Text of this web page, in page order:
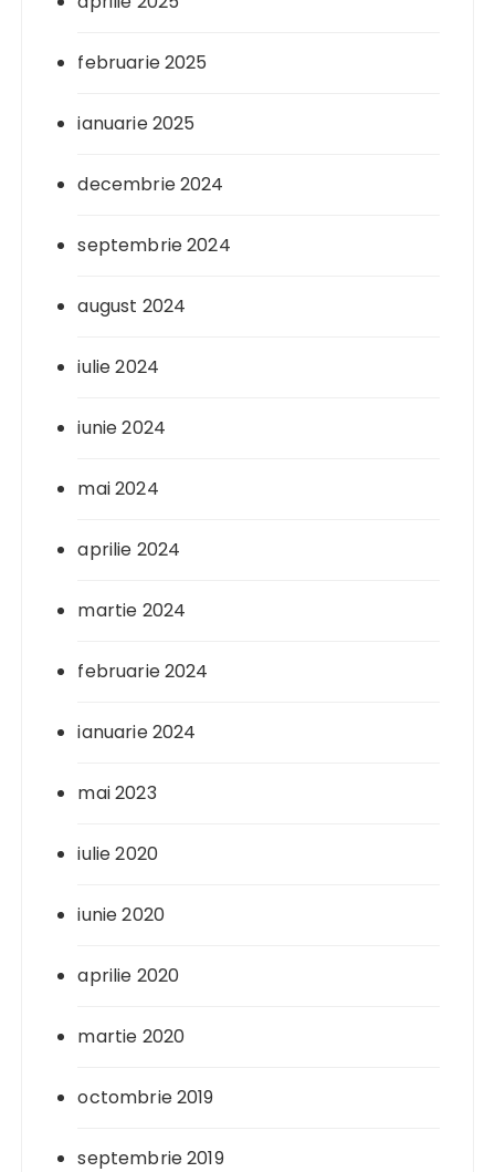
februarie 2025
ianuarie 2025
decembrie 2024
septembrie 2024
august 2024
iulie 2024
iunie 2024
mai 2024
aprilie 2024
martie 2024
februarie 2024
ianuarie 2024
mai 2023
iulie 2020
iunie 2020
aprilie 2020
martie 2020
octombrie 2019
septembrie 2019